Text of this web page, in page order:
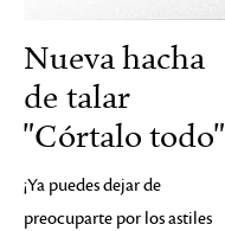
Nueva hacha
de talar
"Córtalo todo"
¡Ya puedes dejar de
preocuparte por los astiles